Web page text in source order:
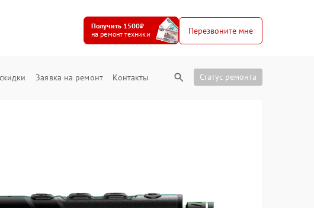
Получить 1500₽
на ремонт техники
Перезвоните мне
Заявка на ремонт Контакты Статус ремонта